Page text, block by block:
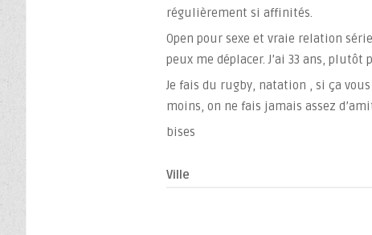
régulièrement si affinités.
Open pour sexe et vraie relation
peux me déplacer. J’ai 33 ans,
Je fais du rugby, natation , si ça
moins, on ne fais jamais assez
bises
Ville